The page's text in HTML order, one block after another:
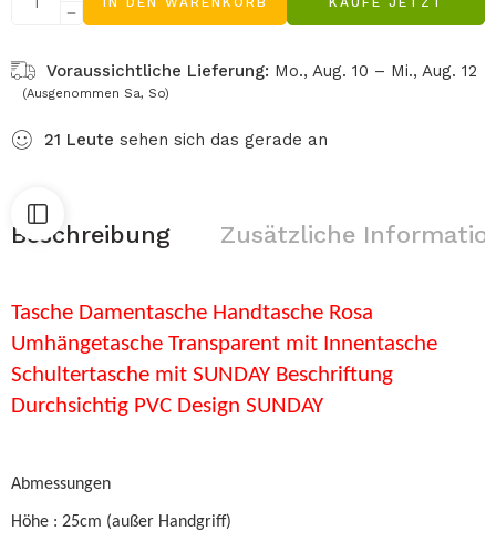
Voraussichtliche Lieferung: Mo., Aug. 10 – Mi., Aug. 12
(Ausgenommen Sa, So)
21 Leute sehen sich das gerade an
Beschreibung Zusätzliche
Tasche Damentasche Handtasche Rosa
Umhängetasche Transparent mit Innentasche
Schultertasche mit SUNDAY Beschriftung
Durchsichtig PVC Design SUNDAY
Abmessungen
Höhe : 25cm (außer Handgriff)